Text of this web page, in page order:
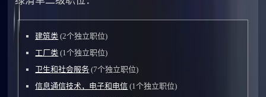
建筑类 (2个独立职位)
工厂类 (1个独立职位)
卫生和社会服务 (7个独立职位)
信息通信技术，电子和电信 (1个独立职位)